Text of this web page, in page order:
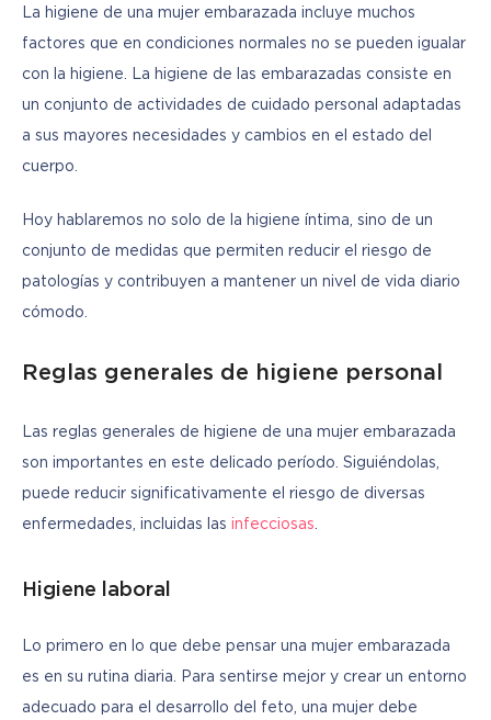
La higiene de una mujer embarazada incluye muchos
factores que en condiciones normales no se pueden igualar
con la higiene. La higiene de las embarazadas consiste en
un conjunto de actividades de cuidado personal adaptadas
a sus mayores necesidades y cambios en el estado del
cuerpo.
Hoy hablaremos no solo de la higiene íntima, sino de un
conjunto de medidas que permiten reducir el riesgo de
patologías y contribuyen a mantener un nivel de vida diario
cómodo.
Reglas generales de higiene personal
Las reglas generales de higiene de una mujer embarazada
son importantes en este delicado período. Siguiéndolas,
puede reducir significativamente el riesgo de diversas
enfermedades, incluidas las infecciosas
Higiene laboral
Lo primero en lo que debe pensar una mujer embarazada
es en su rutina diaria. Para sentirse mejor y crear un entorno
adecuado para el desarrollo del feto, una mujer debe